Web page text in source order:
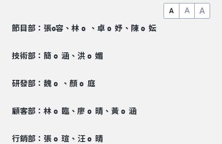
A A A
節目部：張o容、林 o 、卓 o 妤、陳 o 妘
技術部：簡 o 涵、洪 o 媚
研發部：魏 o 、顏 o 庭
顧客部：林 o 臨、廖 o 晴、黃 o 涵
行銷部：張 o 瑄、汪 o 晴